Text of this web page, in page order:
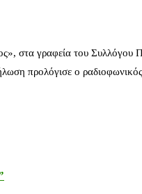
στα γραφεία του
προλόγισε ο